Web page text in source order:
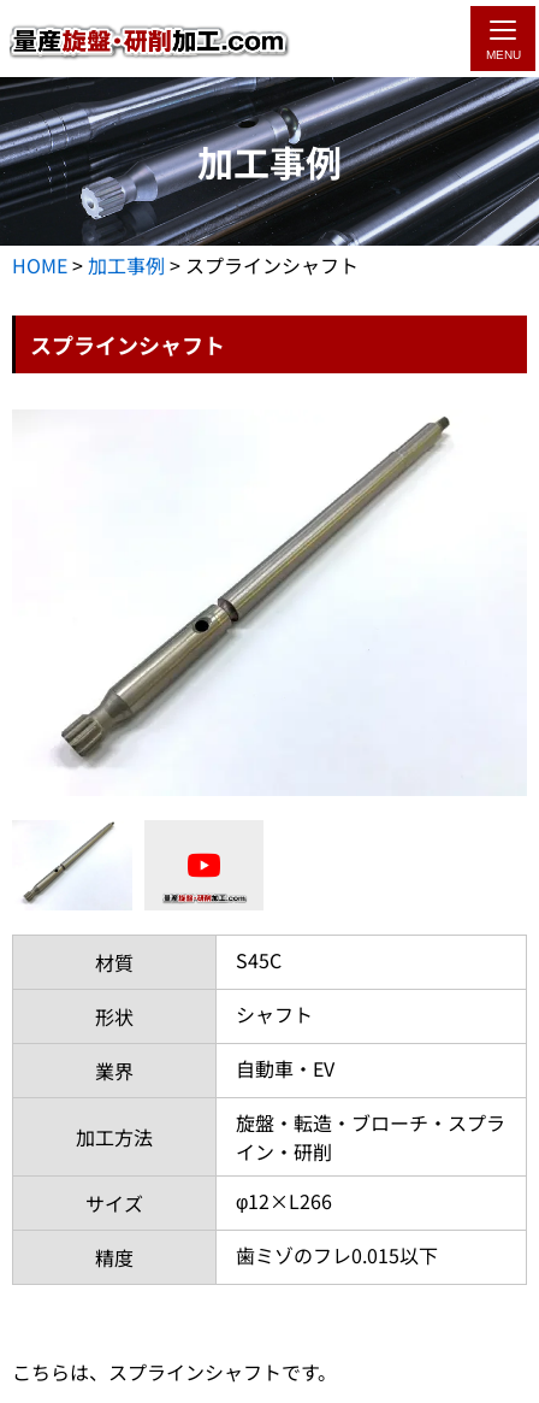
MENU
加工事例
HOME>加工事例 > スプラインシャフト
スプラインシャフト
材質
S45C
形状
シャフト
業界
自動車・EV
加工方法
旋盤・転造・ブローチ・スプラ
イン・研削
サイズ
φ12×L266
精度
歯ミゾのフレ0.015以下
こちらは、スプラインシャフトです。